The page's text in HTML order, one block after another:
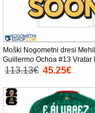
Moški Nogometni dresi
Guillermo Ochoa #13 Vratar
SP 2026 Dolgi Rokav
113.13€ 45.25€